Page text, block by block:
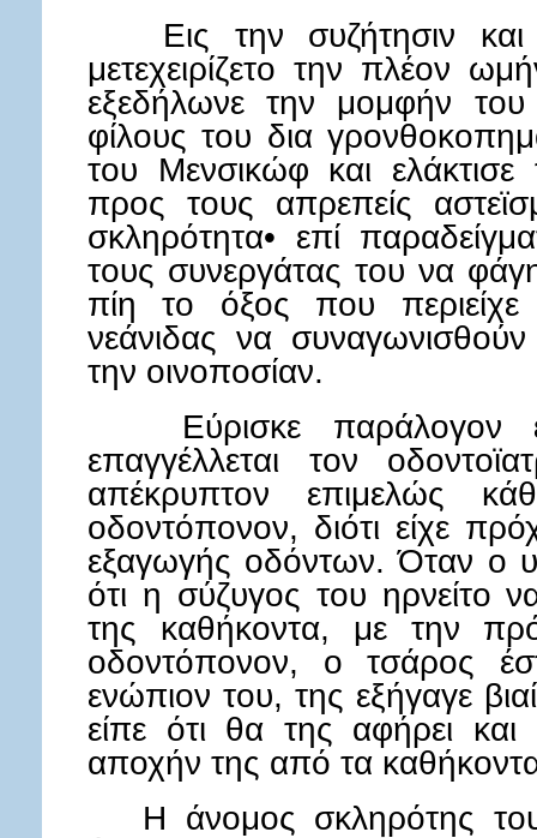
Εις την συζήτησιν και
μετεχειρίζετο την πλέον
εξεδήλωνε την μομφήν
φίλους του δια
του Μενσικώφ και
προς τους απρεπείς
σκληρότητα• επί
τους συνεργάτας του να
πίη το όξος που
νεάνιδας να
την οινοποσίαν.
Εύρισκε παράλογον
επαγγέλλεται τον
απέκρυπτον επιμελώς
οδοντόπονον, διότι είχε
εξαγωγής οδόντων. Όταν ο
ότι η σύζυγος του ηρνείτο
της καθήκοντα, με την
οδοντόπονον, ο τσάρος
ενώπιον του, της εξήγαγε
είπε ότι θα της αφήρει
αποχήν της από τα
Η άνομος σκληρότης του